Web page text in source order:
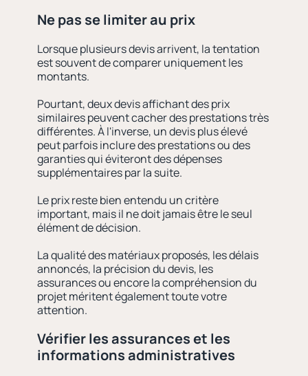
Ne pas se limiter au prix
Lorsque plusieurs devis arrivent, la tentation
est souvent de comparer uniquement les
montants.
Pourtant, deux devis affichant des prix
similaires peuvent cacher des prestations très
différentes. À l'inverse, un devis plus élevé
peut parfois inclure des prestations ou des
garanties qui éviteront des dépenses
supplémentaires par la suite.
Le prix reste bien entendu un critère
important, mais il ne doit jamais être le seul
élément de décision.
La qualité des matériaux proposés, les délais
annoncés, la précision du devis, les
assurances ou encore la compréhension du
projet méritent également toute votre
attention.
Vérifier les assurances et les
informations administratives